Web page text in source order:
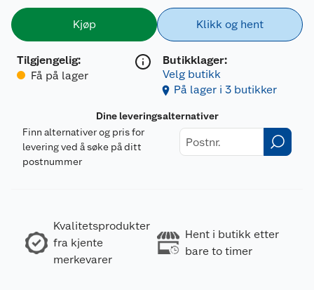
Kjøp
Tilgjengelig:
Få på lager
Klikk og hent
Butikklager:
Velg butikk
På lager i 3 butikker
Dine leveringsalternativer
Finn alternativer og pris for
levering ved å søke på ditt
postnummer
Kvalitetsprodukter
fra kjente
merkevarer
Hent i butikk etter
bare to timer